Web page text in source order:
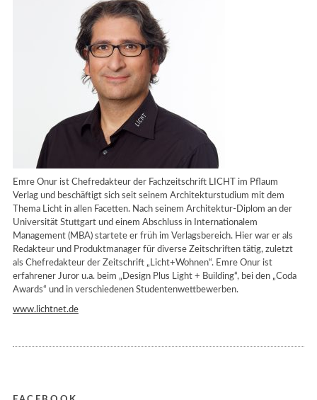
Emre Onur ist Chefredakteur der Fachzeitschrift LICHT im Pflaum
Verlag und beschäftigt sich seit seinem Architekturstudium mit dem
Thema Licht in allen Facetten. Nach seinem Architektur-Diplom an der
Universität Stuttgart und einem Abschluss in Internationalem
Management (MBA) startete er früh im Verlagsbereich. Hier war er als
Redakteur und Produktmanager für diverse Zeitschriften tätig, zuletzt
als Chefredakteur der Zeitschrift „Licht+Wohnen“. Emre Onur ist
erfahrener Juror u.a. beim „Design Plus Light + Building“, bei den „Coda
Awards“ und in verschiedenen Studentenwettbewerben.
www.lichtnet.de